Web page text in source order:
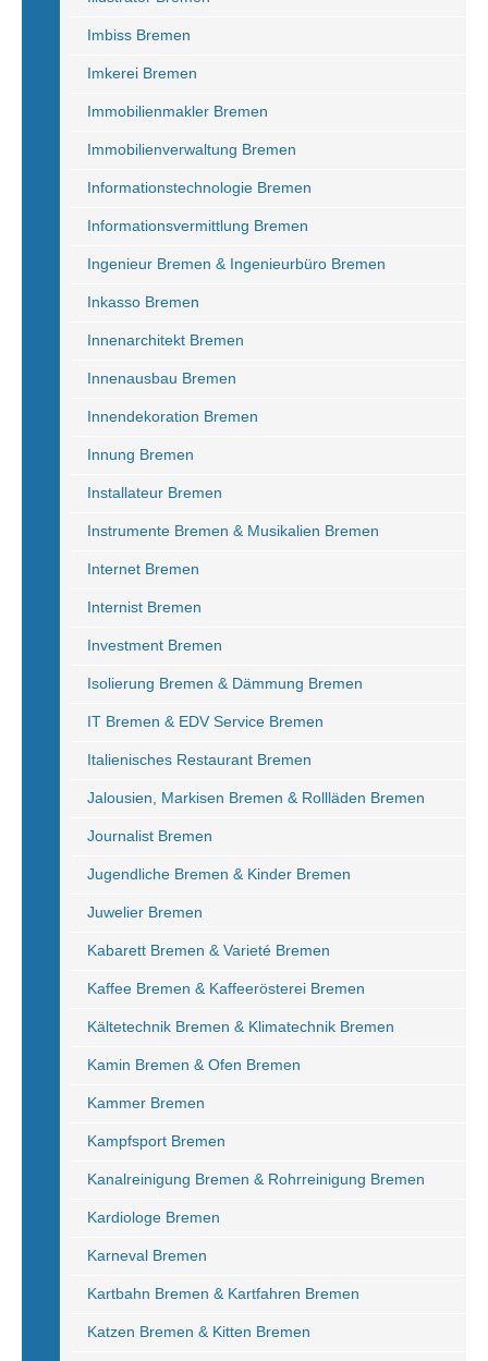
Imbiss Bremen
Imkerei Bremen
Immobilienmakler Bremen
Immobilienverwaltung Bremen
Informationstechnologie Bremen
Informationsvermittlung Bremen
Ingenieur Bremen & Ingenieurbüro Bremen
Inkasso Bremen
Innenarchitekt Bremen
Innenausbau Bremen
Innendekoration Bremen
Innung Bremen
Installateur Bremen
Instrumente Bremen & Musikalien Bremen
Internet Bremen
Internist Bremen
Investment Bremen
Isolierung Bremen & Dämmung Bremen
IT Bremen & EDV Service Bremen
Italienisches Restaurant Bremen
Jalousien, Markisen Bremen & Rollläden Bremen
Journalist Bremen
Jugendliche Bremen & Kinder Bremen
Juwelier Bremen
Kabarett Bremen & Varieté Bremen
Kaffee Bremen & Kaffeerösterei Bremen
Kältetechnik Bremen & Klimatechnik Bremen
Kamin Bremen & Ofen Bremen
Kammer Bremen
Kampfsport Bremen
Kanalreinigung Bremen & Rohrreinigung Bremen
Kardiologe Bremen
Karneval Bremen
Kartbahn Bremen & Kartfahren Bremen
Katzen Bremen & Kitten Bremen